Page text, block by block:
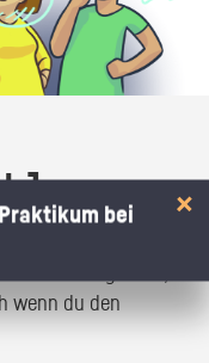
1
wenn du den
bei